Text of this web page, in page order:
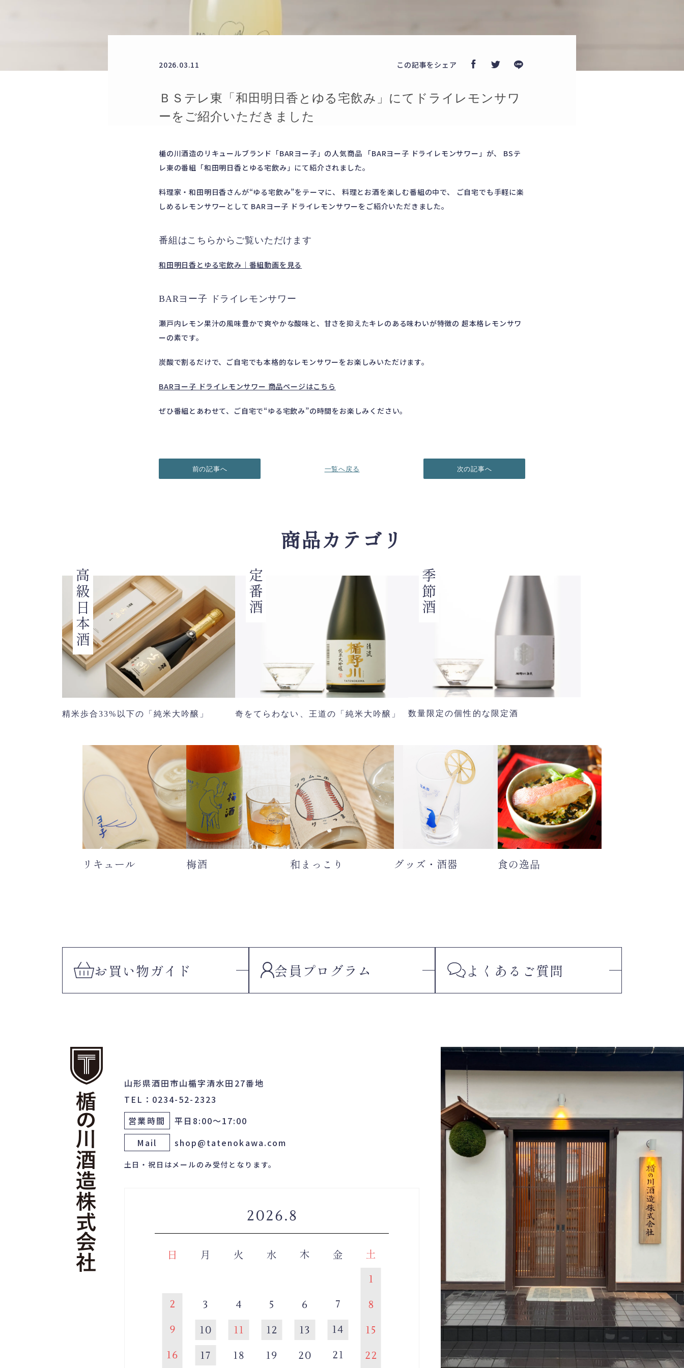
2026.03.11 この記事をシェア
ＢＳテレ東「和田明日香とゆる宅飲み」にてドライレモンサワ
ーをご紹介いただきました
楯の川酒造のリキュールブランド「BARヨー子」の人気商品 「BARヨー子 ドライレモンサワー」 が、 BSテ
レ東の番組「和田明日香とゆる宅飲み」にて紹介されました。
料理家・和田明日香さんが“ゆる宅飲み”をテーマに、 料理とお酒を楽しむ番組の中で、 ご自宅でも手軽に楽
しめるレモンサワーとして BARヨー子 ドライレモンサワーをご紹介いただきました。
番組はこちらからご覧いただけます
和田明日香とゆる宅飲み｜番組動画を見る
BARヨー子 ドライレモンサワー
瀬戸内レモン果汁の風味豊かで爽やかな酸味と、甘さを抑えたキレのある味わいが特徴の 超本格レモンサワ
ーの素です。
炭酸で割るだけで、ご自宅でも本格的なレモンサワーをお楽しみいただけます。
BARヨー子 ドライレモンサワー 商品ページはこちら
ぜひ番組とあわせて、ご自宅で“ゆる宅飲み”の時間をお楽しみください。
前の記事へ 一覧へ戻る 次の記事へ
商品カテゴリ
高級日本酒
精米歩合33%以下の「純米大吟醸」
定番酒
奇をてらわない、王道の「純米大吟醸」
季節酒
数量限定の個性的な限定酒
リキュール 梅酒 和まっこり グッズ・酒器 食の逸品
お買い物ガイド 会員 プログラム よくある ご質問
山形県酒田市山楯字清水田27番地
TEL：0234-52-2323
営業時間
平日8:00～17:00
Mail
shop@tatenokawa.com
土日・祝日はメールのみ受付となります。